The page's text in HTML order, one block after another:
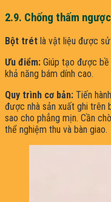
2.9. Chống thấm
Bột trét là vật liệu được
Ưu điểm: Giúp tạo được
khả năng bám dính cao.
Quy trình cơ bản: Tiến
được nhà sản xuất ghi trên
sao cho phẳng mịn. Cần
thể nghiệm thu và bàn giao.